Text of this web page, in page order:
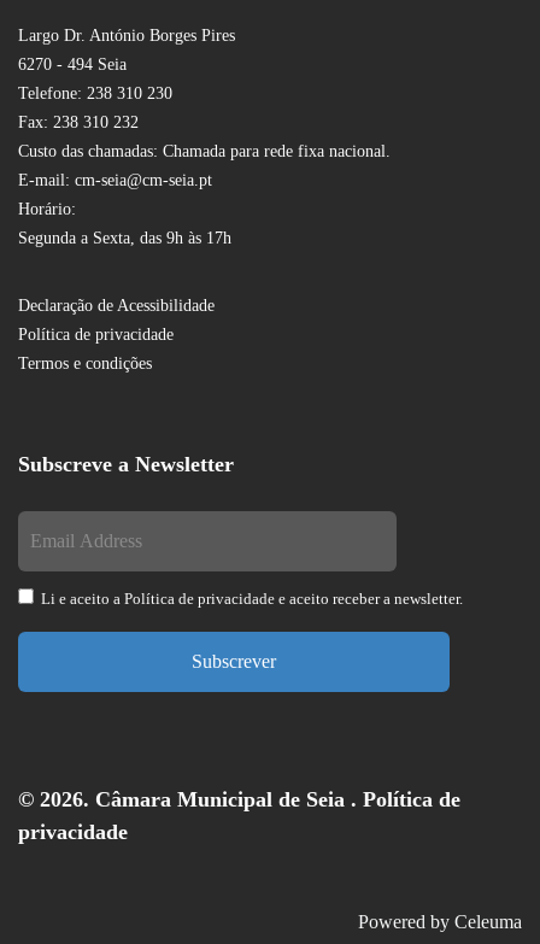
Largo Dr. António Borges Pires
6270 - 494 Seia
Telefone: 238 310 230
Fax: 238 310 232
Custo das chamadas: Chamada para rede fixa nacional.
E-mail: cm-seia@cm-seia.pt
Horário:
Segunda a Sexta, das 9h às 17h
Declaração de Acessibilidade
Política de privacidade
Termos e condições
Subscreve a Newsletter
Li e aceito a Política de privacidade e aceito receber a newsletter.
Subscrever
© 2026. Câmara Municipal de Seia . Política de
privacidade
Powered by Celeuma